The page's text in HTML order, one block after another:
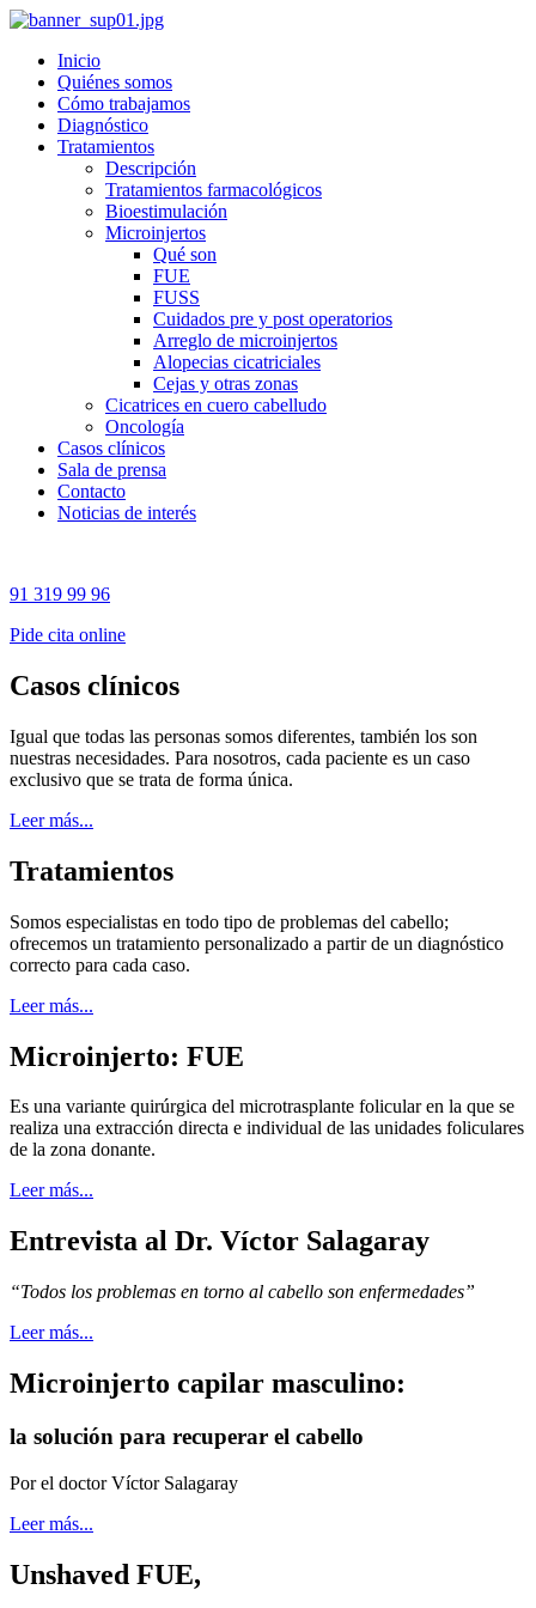
Inicio
Quiénes somos
Cómo trabajamos
Diagnóstico
Tratamientos
Descripción
Tratamientos farmacológicos
Bioestimulación
Microinjertos
Qué son
FUE
FUSS
Cuidados pre y post operatorios
Arreglo de microinjertos
Alopecias cicatriciales
Cejas y otras zonas
Cicatrices en cuero cabelludo
Oncología
Casos clínicos
Sala de prensa
Contacto
Noticias de interés
91 319 99 96
Pide cita online
Casos clínicos
Igual que todas las personas somos diferentes, también los son
nuestras necesidades. Para nosotros, cada paciente es un caso
exclusivo que se trata de forma única.
Leer más...
Tratamientos
Somos especialistas en todo tipo de problemas del cabello;
ofrecemos un tratamiento personalizado a partir de un diagnóstico
correcto para cada caso.
Leer más...
Microinjerto: FUE
Es una variante quirúrgica del microtrasplante folicular en la que se
realiza una extracción directa e individual de las unidades foliculares
de la zona donante.
Leer más...
Entrevista al Dr. Víctor Salagaray
“Todos los problemas en torno al cabello son enfermedades”
Leer más...
Microinjerto capilar masculino:
la solución para recuperar el cabello
Por el doctor Víctor Salagaray
Leer más...
Unshaved FUE,